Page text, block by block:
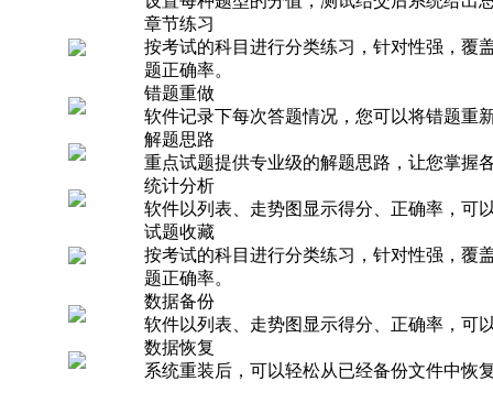
章节练习
按考试的科目进行分类练习，针对性强，覆
题正确率。
错题重做
软件记录下每次答题情况，您可以将错题重
解题思路
重点试题提供专业级的解题思路，让您掌握
统计分析
软件以列表、走势图显示得分、正确率，可
试题收藏
按考试的科目进行分类练习，针对性强，覆
题正确率。
数据备份
软件以列表、走势图显示得分、正确率，可
数据恢复
系统重装后，可以轻松从已经备份文件中恢